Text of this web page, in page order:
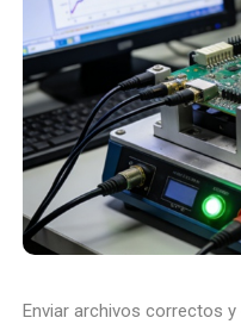
Enviar archivos correctos